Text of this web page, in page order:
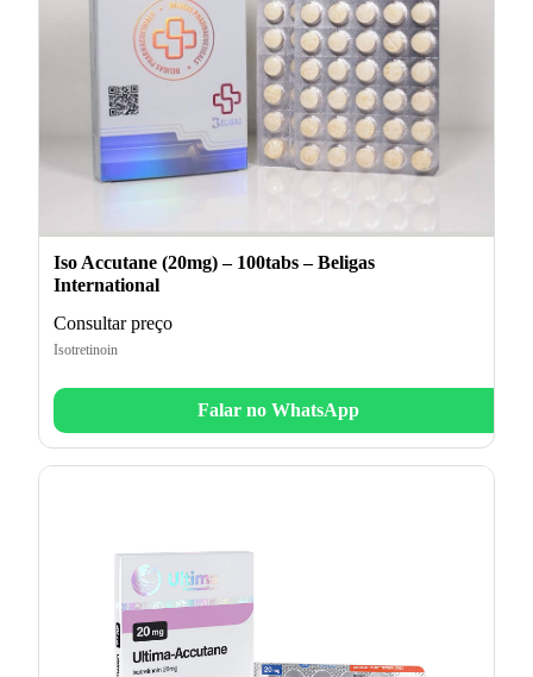
Iso Accutane (20mg) – 100tabs – Beligas
International
Consultar preço
Isotretinoin
Falar no WhatsApp